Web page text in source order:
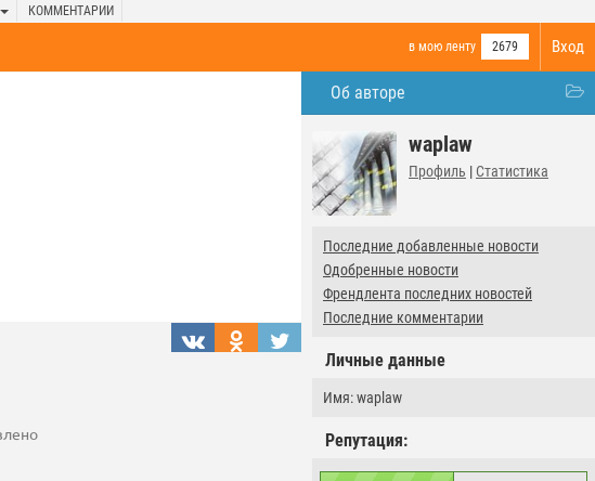
КОММЕНТАРИИ
Вход
в мою ленту 2679
Об авторе
waplaw
Профиль | Статистика
Последние добавленные новости
Одобренные новости
Френдлента последних новостей
Последние комментарии
Личные данные
Имя: waplaw
Репутация: